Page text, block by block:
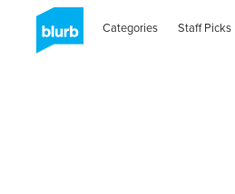
Categories Staff Picks